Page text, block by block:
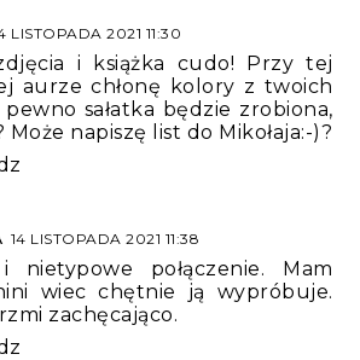
LISTOPADA 2021 11:30
i książka cudo! Przy tej
aurze chłonę kolory z twoich
sałatka będzie zrobiona,
Może napiszę list do Mikołaja:-)?
14 LISTOPADA 2021 11:38
nietypowe połączenie. Mam
wiec chętnie ją wypróbuje.
zachęcająco.